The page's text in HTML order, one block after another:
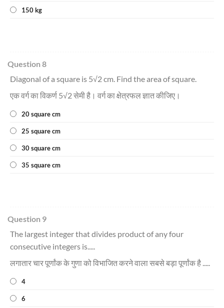
150 kg
Question 8
Diagonal of a square is 5√2 cm. Find the area of square.
एक वर्ग का विकर्ण 5√2 सेमी है। वर्ग का क्षेत्रफल ज्ञात कीजिए।
20 square cm
25 square cm
30 square cm
35 square cm
Question 9
The largest integer that divides product of any four
consecutive integers is.....
लगातार चार पूर्णांक के गुणा को विभाजित करने वाला सबसे बड़ा पूर्णांक है .....
4
6